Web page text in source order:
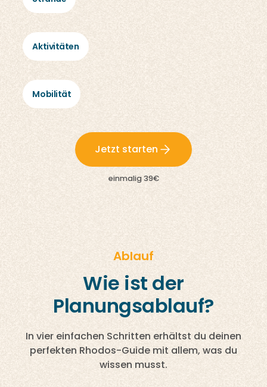
Aktivitäten
Mobilität
Jetzt starten
einmalig 39€
Ablauf
Wie ist der
Planungsablauf?
In vier einfachen Schritten erhältst du deinen
perfekten Rhodos-Guide mit allem, was du
wissen musst.